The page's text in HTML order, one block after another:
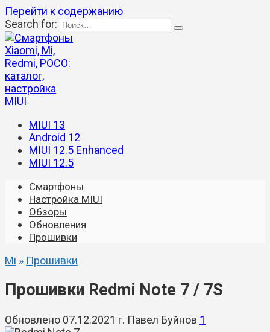
Перейти к содержанию
Search for:
MIUI 13
Android 12
MIUI 12.5 Enhanced
MIUI 12.5
Смартфоны
Настройка MIUI
Обзоры
Обновления
Прошивки
Mi » Прошивки
Прошивки Redmi Note 7 / 7S
Обновлено 07.12.2021 г. Павел Буйнов 1